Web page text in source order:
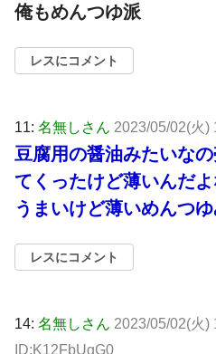
俺もめんつゆ派
レスにコメント
11: 名無しさん 2023/05/02(火)
豆腐用の醤油みたいな
てくったけど薄いんだ
うまいけど薄いめんつ
レスにコメント
14: 名無しさん 2023/05/02(火)
ID:K12FbUgG0